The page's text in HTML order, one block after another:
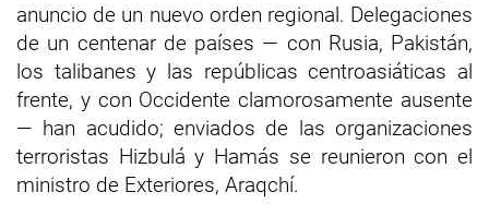
anuncio de un nuevo orden regional. Delegaciones
de un centenar de países — con Rusia, Pakistán,
los talibanes y las repúblicas centroasiáticas al
frente, y con Occidente clamorosamente ausente
— han acudido; enviados de las organizaciones
terroristas Hizbulá y Hamás se reunieron con el
ministro de Exteriores, Araqchí.